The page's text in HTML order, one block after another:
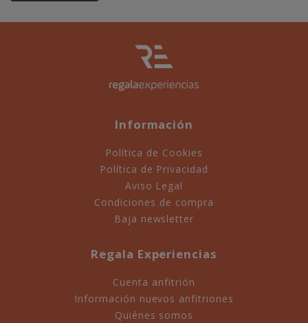
Información
Política de Cookies
Política de Privacidad
Aviso Legal
Condiciones de compra
Baja newsletter
Regala Experiencias
Cuenta anfitrión
Información nuevos anfitriones
Quiénes somos